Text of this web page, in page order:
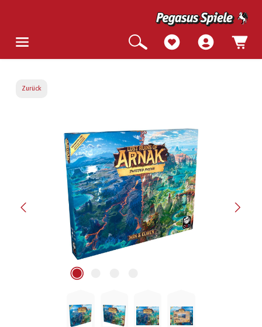
Zurück
Bildergalerie überspringen